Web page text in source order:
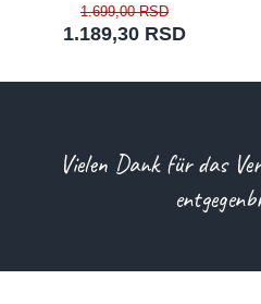
1.189,30 RSD
1.699,00 RSD
Vielen Dank für das